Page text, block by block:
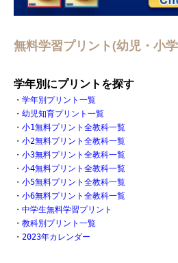
無料学習プリント(幼児・小
学年別にプリントを探す
・ 学年別プリント一覧
・ 幼児知育プリント一覧
・ 小1無料プリント全教科一覧
・ 小2無料プリント全教科一覧
・ 小3無料プリント全教科一覧
・ 小4無料プリント全教科一覧
・ 小5無料プリント全教科一覧
・ 小6無料プリント全教科一覧
・ 中学生無料学習プリント
・ 教科別プリント一覧
・ 2023年カレンダー